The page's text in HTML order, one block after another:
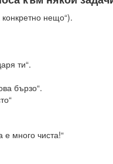
нещо“).
ти“.
бързо“.
е много чиста!“